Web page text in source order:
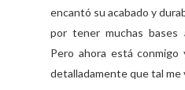
encantó su acabado y
por tener muchas bases
Pero ahora está
detalladamente que tal me